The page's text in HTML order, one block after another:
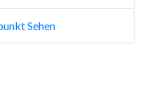
Sehen